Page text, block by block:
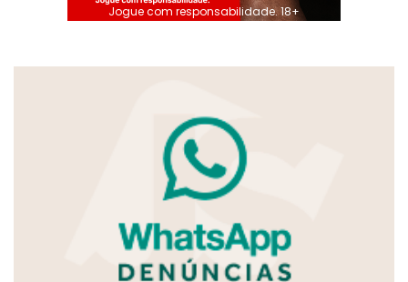
Jogue com responsabilidade. 18+